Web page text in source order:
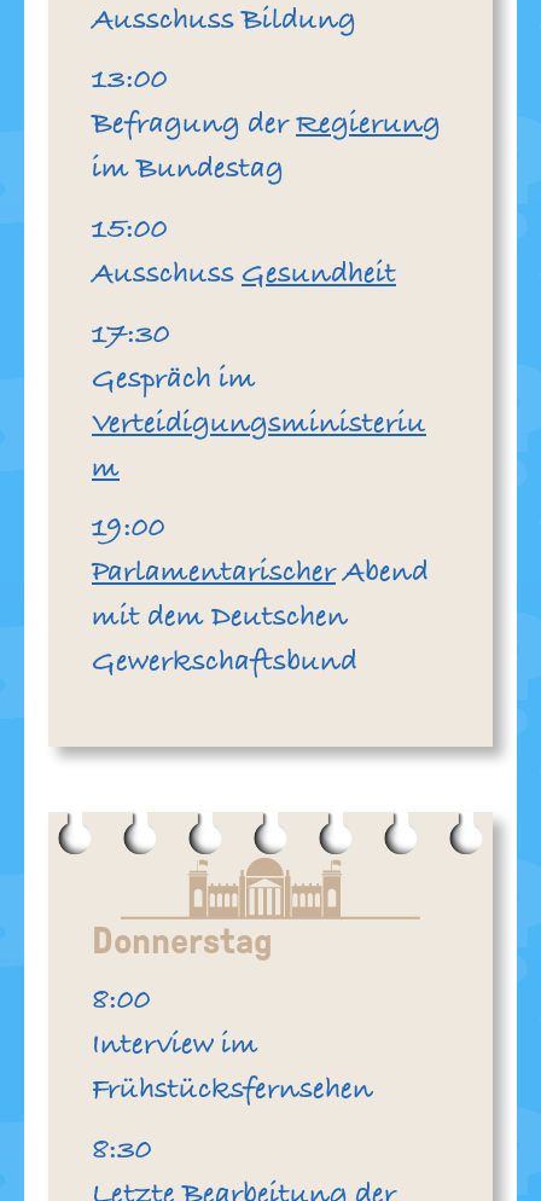
Ausschuss Bildung
13:00
Befragung derRegierung
im Bundestag
15:00
Ausschuss Gesundheit
17:30
Gespräch im
Verteidigungsministeriu
m
19:00
ParlamentarischerAbend
mit dem Deutschen
Gewerkschaftsbund
Donnerstag
8:00
Interview im
Frühstücksfernsehen
8:30